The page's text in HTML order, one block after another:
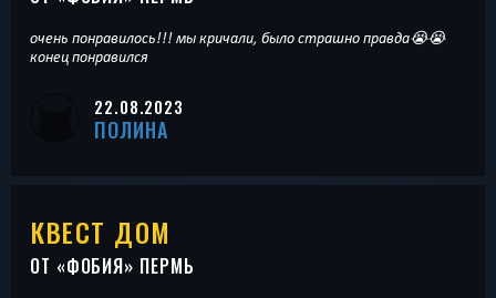
очень понравилось!!! мы кричали, было страшно правда😭😭
конец понравился
22.08.2023
ПОЛИНА
КВЕСТ ДОМ
ОТ «ФОБИЯ» ПЕРМЬ